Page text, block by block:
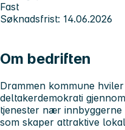
Fast
Søknadsfrist: 14.06.2026
Om bedriften
Drammen kommune
deltakerdemokrati
tjenester nær
som skaper attraktive